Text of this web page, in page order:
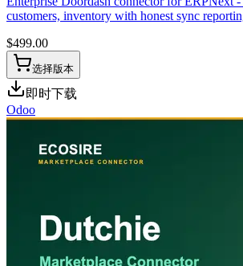
customers, inventory with honest sync
$499.00
选择版本
即时下载
Odoo